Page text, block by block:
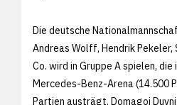
Die deutsche
Andreas Wolff, Hendrik
Co. wird in Gruppe A spielen, die
Mercedes-Benz-Arena (14.500
Partien austrägt. Domagoj